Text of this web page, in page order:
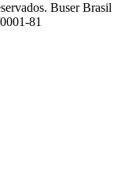
Buser Brasil
81